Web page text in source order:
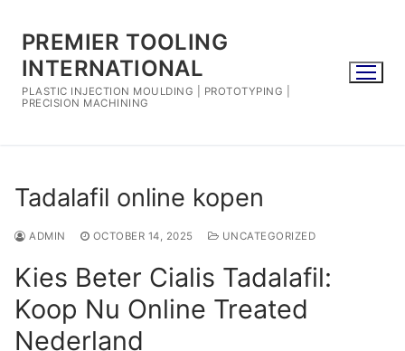
content
PREMIER TOOLING
INTERNATIONAL
PLASTIC INJECTION MOULDING | PROTOTYPING |
PRECISION MACHINING
Tadalafil online kopen
ADMIN OCTOBER 14, 2025 UNCATEGORIZED
Kies Beter Cialis Tadalafil:
Koop Nu Online Treated
Nederland